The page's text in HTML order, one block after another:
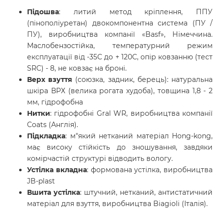
Підошва: литий метод кріплення, ППУ
(пінополіуретан) двокомпонентна система (ПУ /
ПУ), виробництва компанії «Basf», Німеччина.
Маслобензостійка, температурний режим
експлуатації від -35С до + 120С, опір ковзанню (тест
SRC) - 8, не ковзає на броні.
Верх взуття (союзка, задник, берець): натуральна
шкіра ВРХ (велика рогата худоба), товщина 1,8 - 2
мм, гідрофобна
Нитки: гідрофобні Gral WR, виробництва компанії
Coats (Англія).
Підкладка: м"який нетканий матеріал Hong-kong,
має високу стійкість до зношування, завдяки
комірчастій структурі відводить вологу.
Устілка вкладна: формована устілка, виробництва
JB-plast
Вшита устілка: штучний, нетканий, антистатичний
матеріал для взуття, виробництва Biagioli (Італія).